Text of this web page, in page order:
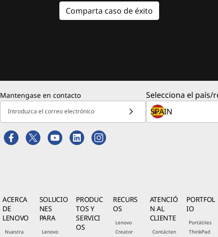
Comparta caso de éxito
Mantengase en contacto
Introduzca el correo electrónico
Selecciona el país/
ACERCA
DE
LENOVO
Nuestra
SOLUCIO
NES
PARA
Lenovo
PRODUC
TOS Y
SERVICI
OS
RECURS
OS
Lenovo
Creator
ATENCIÓ
N AL
CLIENTE
Contácten
PORTFOL
IO
Portátiles
ThinkPad